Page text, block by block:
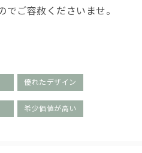
ご容赦くださいませ。
優れたデザイン
希少価値が高い